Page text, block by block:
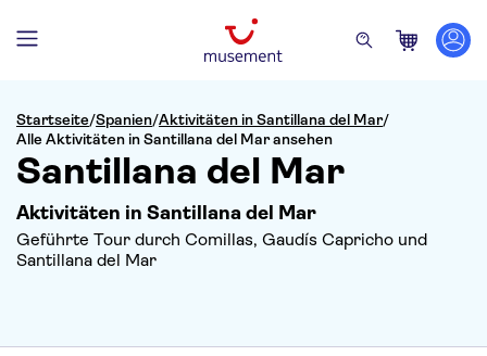
Startseite/Spanien/Aktivitäten in Santillana del Mar/
Alle Aktivitäten in Santillana del Mar ansehen
Santillana del Mar
Aktivitäten in Santillana del Mar
Geführte Tour durch Comillas, Gaudís Capricho und
Santillana del Mar